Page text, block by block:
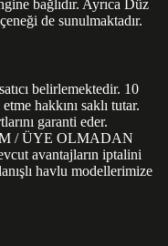
bağlıdır. Ayrıca Düz
de sunulmaktadır.
belirlemektedir. 10
hakkını saklı tutar.
garanti eder.
/ ÜYE OLMADAN
avantajların iptalini
havlu modellerimize